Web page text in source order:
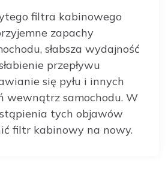
filtra kabinowego
zapachy
słabsza wydajność
przepływu
się pyłu i innych
wewnątrz samochodu. W
tych objawów
filtr kabinowy na nowy.